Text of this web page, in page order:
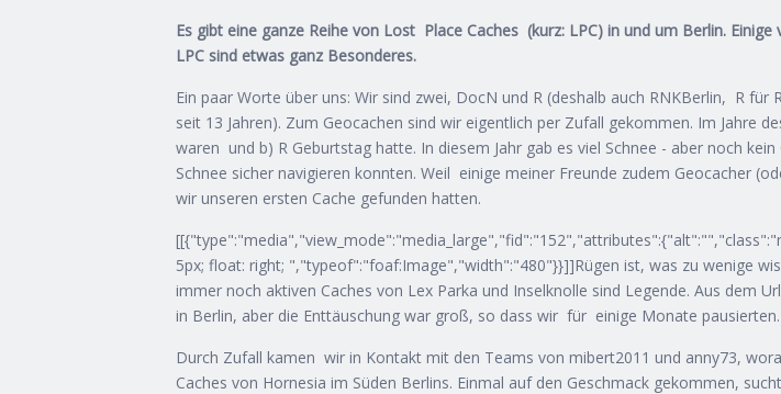
Es gibt eine ganze Reihe von Lost Place Caches (kurz: LPC) in und um Berlin.
LPC sind etwas ganz Besonderes.
Ein paar Worte über uns: Wir sind zwei, DocN und R (deshalb auch RNKBerlin, R
seit 13 Jahren). Zum Geocachen sind wir eigentlich per Zufall gekommen. Im Jahre
waren und b) R Geburtstag hatte. In diesem Jahr gab es viel Schnee - aber noch
Schnee sicher navigieren konnten. Weil einige meiner Freunde zudem Geocacher
wir unseren ersten Cache gefunden hatten.
5px; float: right; ","typeof":"foaf:Image","width":"480"}}]]Rügen ist, was zu wenige
immer noch aktiven Caches von Lex Parka und Inselknolle sind Legende. Aus dem
in Berlin, aber die Enttäuschung war groß, so dass wir für einige Monate pausierten.
Durch Zufall kamen wir in Kontakt mit den Teams von mibert2011 und anny73,
Caches von Hornesia im Süden Berlins. Einmal auf den Geschmack gekommen,